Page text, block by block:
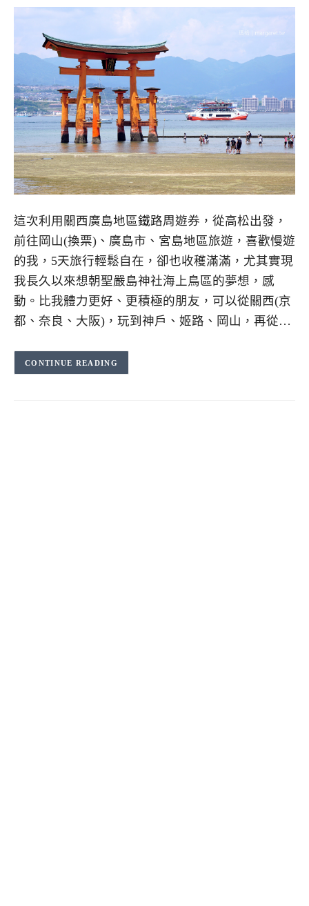
這次利用關西廣島地區鐵路周遊券，從高松出發，
前往岡山(換票)、廣島市、宮島地區旅遊，喜歡慢遊
的我，5天旅行輕鬆自在，卻也收穫滿滿，尤其實現
我長久以來想朝聖嚴島神社海上鳥區的夢想，感
動。比我體力更好、更積極的朋友，可以從關西(京
都、奈良、大阪)，玩到神戶、姬路、岡山，再從…
CONTINUE READING